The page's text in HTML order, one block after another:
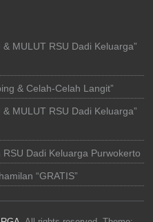
MULUT RSU Dadi Keluarga”
& Celah-Celah Langit”
MULUT RSU Dadi Keluarga”
Dadi Keluarga Purwokerto
“GRATIS”